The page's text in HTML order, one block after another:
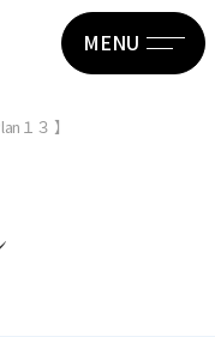
MENU
１３ 】